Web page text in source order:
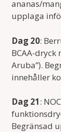
ananas/
upplaga
Dag 20:
BCAA-dryck
Aruba”).
innehåller
Dag 21:
Begränsad